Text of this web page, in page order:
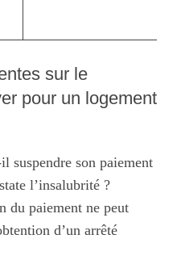
sur le
pour un logement
suspendre son paiement
l’insalubrité ?
du paiement ne peut
d’un arrêté